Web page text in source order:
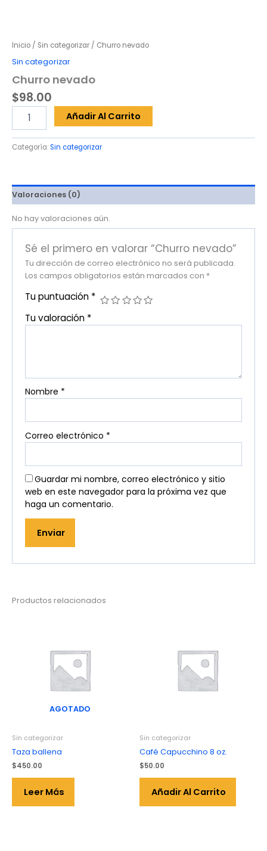
Inicio / Sin categorizar / Churro nevado
Sin categorizar
Churro nevado
$98.00
Churro
nevado
cantidad
Añadir Al Carrito
Categoría:Sin categorizar
Valoraciones (0)
No hay valoraciones aún.
Sé el primero en valorar “Churro nevado”
Tu dirección de correo electrónico no será publicada.
Los campos obligatorios están marcados con *
Tu puntuación *
Tu valoración *
Nombre *
Correo electrónico *
Guardar mi nombre, correo electrónico y sitio
web en este navegador para la próxima vez que
haga un comentario.
Productos relacionados
AGOTADO
Sin categorizar
Taza ballena
$450.00
Leer Más
Sin categorizar
Café Capucchino 8 oz.
$50.00
Añadir Al Carrito